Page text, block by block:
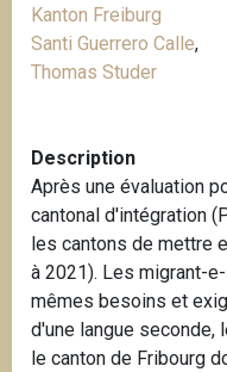
Kanton Freiburg
Santi Guerrero Calle,
Thomas Studer
Description
Après une évaluation
cantonal d'intégration
les cantons de mettre
à 2021). Les migrant-
mêmes besoins et
d'une langue seconde,
le canton de Fribourg